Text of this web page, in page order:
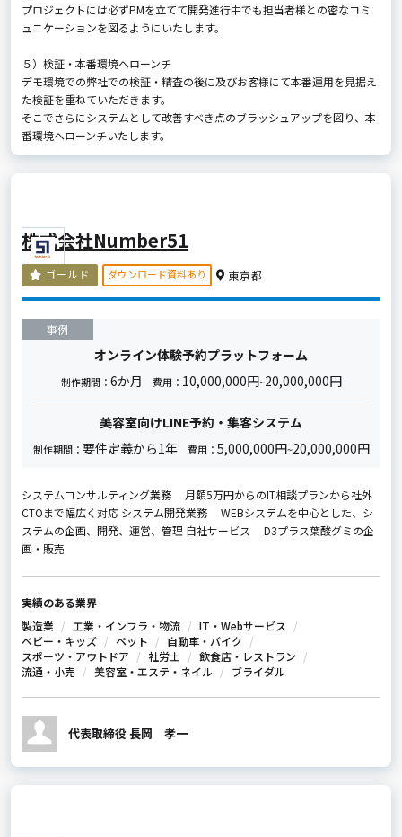
プロジェクトには必ずPMを立てて開発進行中でも担当者様との密なコミ
ュニケーションを図るようにいたします。
５）検証・本番環境へローンチ
デモ環境での弊社での検証・精査の後に及びお客様にて本番運用を見据え
た検証を重ねていただきます。
そこでさらにシステムとして改善すべき点のブラッシュアップを図り、本
番環境へローンチいたします。
株式会社Number51
ゴールド ダウンロード資料あり 東京都
事例
オンライン体験予約プラットフォーム
制作期間： 6か月 費用： 10,000,000円~20,000,000円
美容室向けLINE予約・集客システム
制作期間： 要件定義から1年費用： 5,000,000円~20,000,000円
システムコンサルティング業務 月額5万円からのIT相談プランから社外
CTOまで幅広く対応 システム開発業務 WEBシステムを中心とした、シ
ステムの企画、開発、運営、管理 自社サービス D3プラス葉酸グミの企
画・販売
実績のある業界
製造業
工業・インフラ・物流
IT・Webサービス
ベビー・キッズ
ペット
自動車・バイク
スポーツ・アウトドア
社労士
飲食店・レストラン
流通・小売
美容室・エステ・ネイル ブライダル
代表取締役 長岡 孝一